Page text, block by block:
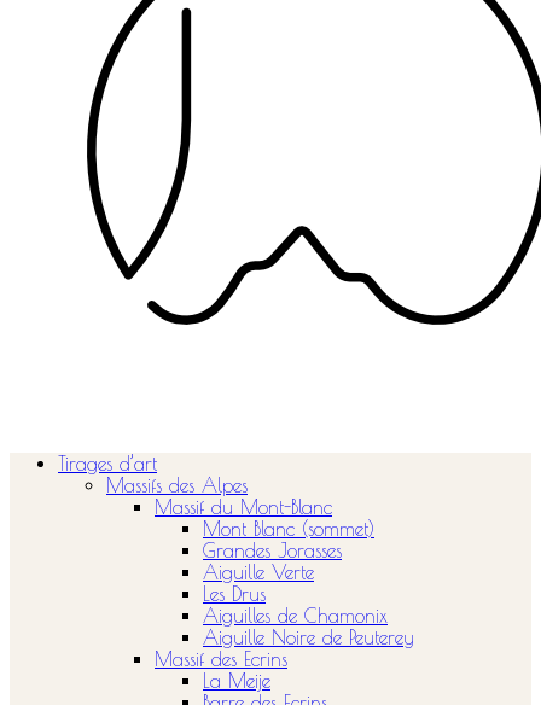
Tirages d’art
Massifs des Alpes
Massif du Mont-Blanc
Mont Blanc (sommet)
Grandes Jorasses
Aiguille Verte
Les Drus
Aiguilles de Chamonix
Aiguille Noire de Peuterey
Massif des Ecrins
La Meije